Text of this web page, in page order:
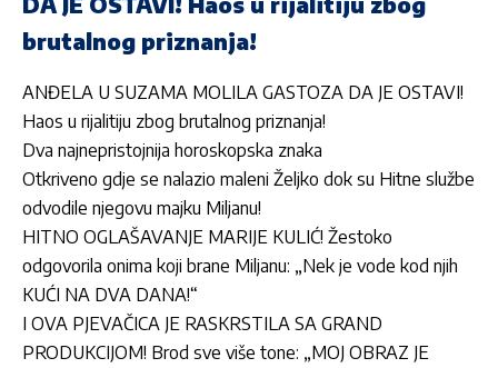
brutalnog priznanja!
ANĐELA U SUZAMA MOLILA GASTOZA DA JE OSTAVI!
Haos u rijalitiju zbog brutalnog priznanja!
Dva najnepristojnija horoskopska znaka
Otkriveno gdje se nalazio maleni Željko dok su Hitne službe
odvodile njegovu majku Miljanu!
HITNO OGLAŠAVANJE MARIJE KULIĆ! Žestoko
odgovorila onima koji brane Miljanu: „Nek je vode kod njih
KUĆI NA DVA DANA!“
I OVA PJEVAČICA JE RASKRSTILA SA GRAND
PRODUKCIJOM! Brod sve više tone: „MOJ OBRAZ JE